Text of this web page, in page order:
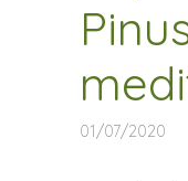
01/07/2020